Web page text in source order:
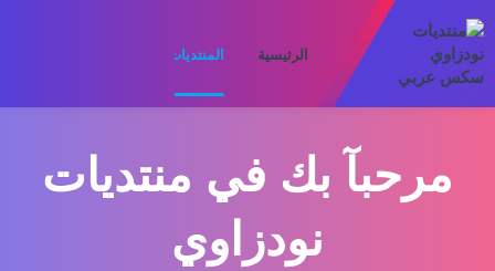
الرئيسية المنتديات
مرحبآ بك في منتديات
نودزاوي